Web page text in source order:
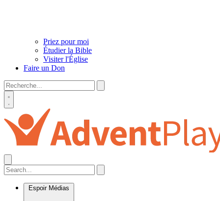
Priez pour moi
Étudier la Bible
Visiter l'Église
Faire un Don
Espoir Médias